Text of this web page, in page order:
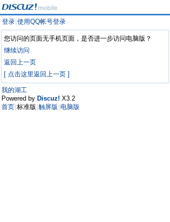
登录 使用QQ帐号登录
您访问的页面无手机页面，是否进一步访问电脑版？
继续访问
返回上一页
[ 点击这里返回上一页 ]
我的湖工
Powered by Discuz! X3.2
首页 标准版 触屏版 电脑版